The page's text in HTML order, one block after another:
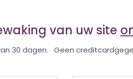
van uw site
30 dagen. Geen